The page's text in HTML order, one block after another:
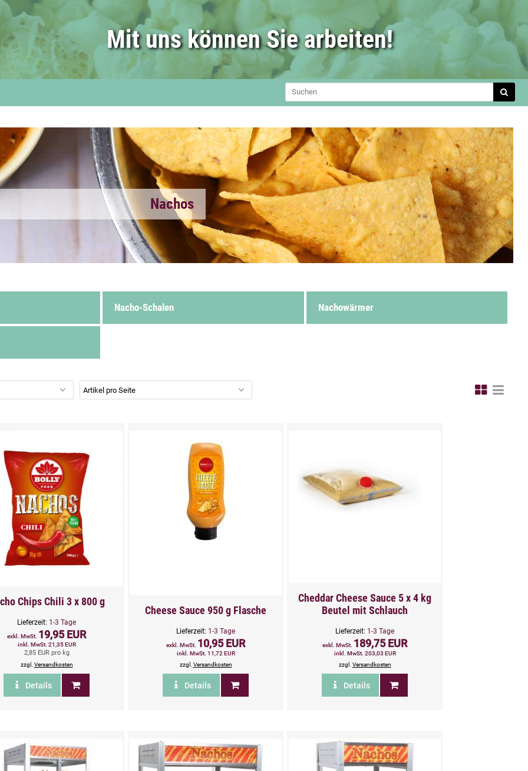
Mit uns können Sie arbeiten!
Nachos
Nacho-Schalen Nachowärmer
Chips Chili 3 x 800 g
Lieferzeit: 1-3 Tage
exkl. MwSt. 19,95 EUR
inkl. MwSt. 21,35 EUR
2,85 EUR pro kg
zzgl. Versandkosten
Details
Cheese Sauce 950 g Flasche
Lieferzeit: 1-3 Tage
exkl. MwSt. 10,95 EUR
inkl. MwSt. 11,72 EUR
zzgl. Versandkosten
Details
Cheddar Cheese Sauce 5 x 4 kg
Beutel mit Schlauch
Lieferzeit: 1-3 Tage
exkl. MwSt. 189,75 EUR
inkl. MwSt. 203,03 EUR
zzgl. Versandkosten
Details